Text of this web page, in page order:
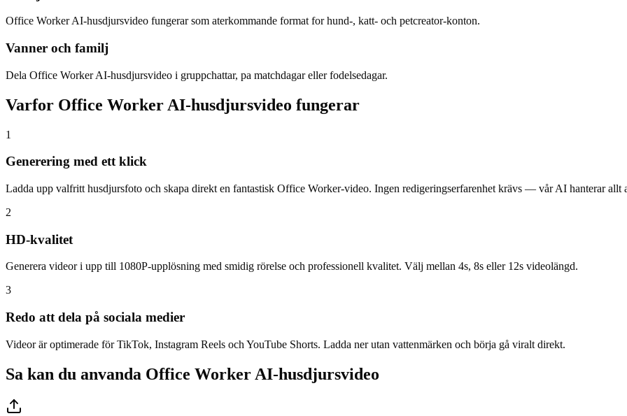
Office Worker AI-husdjursvideo fungerar som aterkommande format for hund-, katt- och petcreator-konton.
Vanner och familj
Dela Office Worker AI-husdjursvideo i gruppchattar, pa matchdagar eller fodelsedagar.
Varfor Office Worker AI-husdjursvideo fungerar
1
Generering med ett klick
Ladda upp valfritt husdjursfoto och skapa direkt en fantastisk Office Worker-video. Ingen redigeringserfarenhet krävs — vår AI hanterar allt
2
HD-kvalitet
Generera videor i upp till 1080P-upplösning med smidig rörelse och professionell kvalitet. Välj mellan 4s, 8s eller 12s videolängd.
3
Redo att dela på sociala medier
Videor är optimerade för TikTok, Instagram Reels och YouTube Shorts. Ladda ner utan vattenmärken och börja gå viralt direkt.
Sa kan du anvanda Office Worker AI-husdjursvideo